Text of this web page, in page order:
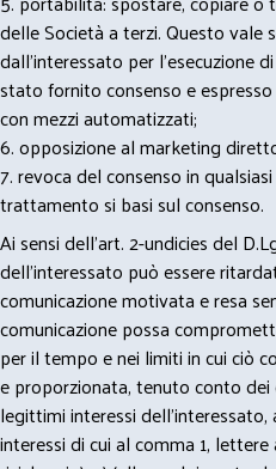
delle Società a terzi. Questo vale
dall’interessato per l’esecuzione
stato fornito consenso e
con mezzi automatizzati;
6. opposizione al marketing
7. revoca del consenso in
trattamento si basi sul consenso.
Ai sensi dell’art. 2-undicies del
dell’interessato può essere
comunicazione motivata e resa
comunicazione possa
per il tempo e nei limiti in cui ciò
e proporzionata, tenuto conto
legittimi interessi
interessi di cui al comma 1,